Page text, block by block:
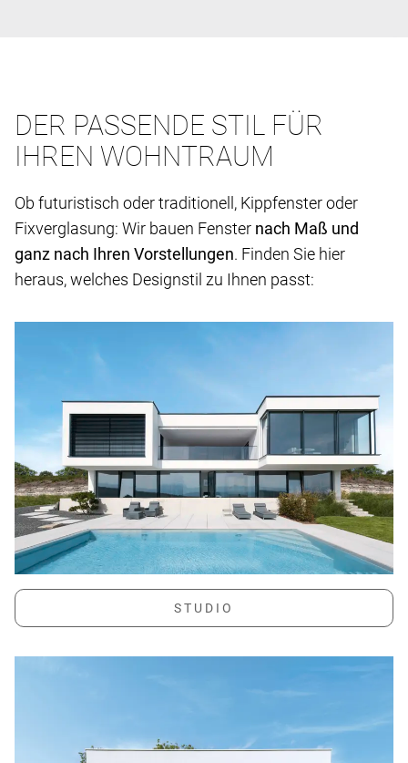
DER PASSENDE STIL FÜR
IHREN WOHNTRAUM
Ob futuristisch oder traditionell, Kippfenster oder
Fixverglasung: Wir bauen Fenster nach Maß und
ganz nach Ihren Vorstellungen. Finden Sie hier
heraus, welches Designstil zu Ihnen passt: